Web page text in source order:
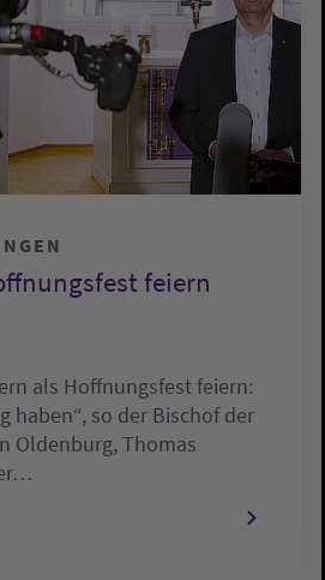
feiern
als Hoffnungsfest feiern:
haben“, so der Bischof der
Oldenburg, Thomas